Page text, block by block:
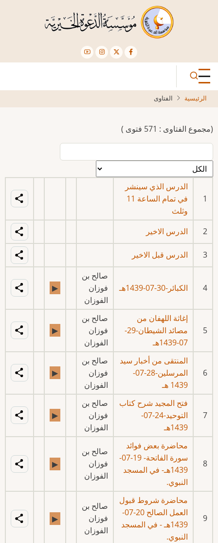
الرئيسية الفتاوى
(مجموع الفتاوى : 571 فتوى )
1
الدرس الذي سينشر
في تمام الساعة 11
وثلث
2
الدرس الاخير
3 الدرس قبل الاخير
4 الكبائر-30-07-1439هـ
صالح بن
فوزان
الفوزان
▶
5
إغاثة اللهفان من
مصائد الشيطان-29-
07-1439هـ
صالح بن
فوزان
الفوزان
▶
6
المنتقى من أخبار سيد
المرسلين-28-07-
1439 هـ
صالح بن
فوزان
الفوزان
▶
7
فتح المجيد شرح كتاب
التوحيد-24-07-
1439هـ
صالح بن
فوزان
الفوزان
▶
8
محاضرة بعض فوائد
سورة الفاتحة- 19-07-
1439هـ- في المسجد
النبوي.
صالح بن
فوزان
الفوزان
▶
9
محاضرة شروط قبول
العمل الصالح 20-07-
1439هـ - في المسجد
النبوي.
صالح بن
فوزان
الفوزان
▶